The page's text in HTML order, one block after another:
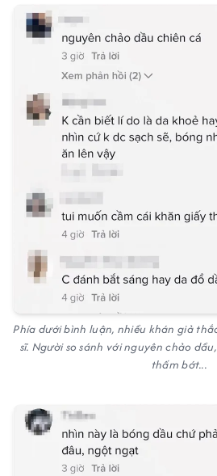
Phía dưới bình luận, nhiều khán giả
sĩ. Người so sánh với nguyên chảo
thấm bớt...